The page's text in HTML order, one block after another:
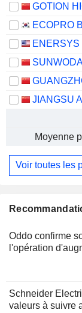
Oddo confirme
l'opération
Schneider
valeurs à suivre
ECOPRO
ENERSYS
Moyenne
Voir toutes les